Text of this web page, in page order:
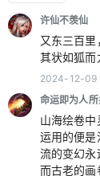
许仙不羡仙
又东三百里
其状如狐而
2024-12-09
命运即为人
山海绘卷
运用的便是
流的变幻永
而古老的画